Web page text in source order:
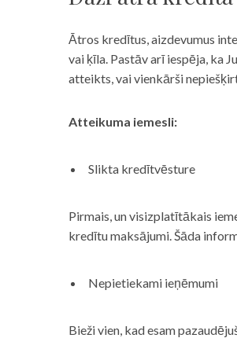
Ātros kredītus, aizdevumus
vai ķīla. Pastāv arī iespēja, ka
atteikts, vai vienkārši
Atteikuma iemesli:
Slikta kredītvēsture
Pirmais, un visizplatītākais
kredītu maksājumi. Šāda
Nepietiekami ieņēmumi
Bieži vien, kad esam